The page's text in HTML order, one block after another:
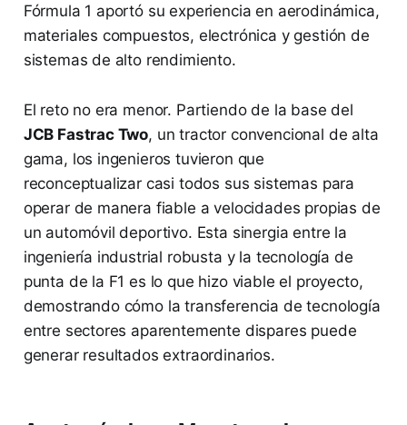
Fórmula 1 aportó su experiencia en aerodinámica,
materiales compuestos, electrónica y gestión de
sistemas de alto rendimiento.
El reto no era menor. Partiendo de la base del
JCB Fastrac Two, un tractor convencional de alta
gama, los ingenieros tuvieron que
reconceptualizar casi todos sus sistemas para
operar de manera fiable a velocidades propias de
un automóvil deportivo. Esta sinergia entre la
ingeniería industrial robusta y la tecnología de
punta de la F1 es lo que hizo viable el proyecto,
demostrando cómo la transferencia de tecnología
entre sectores aparentemente dispares puede
generar resultados extraordinarios.